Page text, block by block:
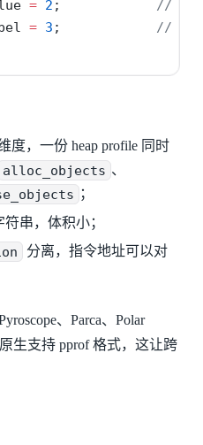
= 2 ; // 与
= 3 ; // 维
度，一份 heap profile 同时
alloc_objects 、
；
串，体积小；
分离，指令地址可以对
、Parca、Polar
生支持 pprof 格式，这让跨